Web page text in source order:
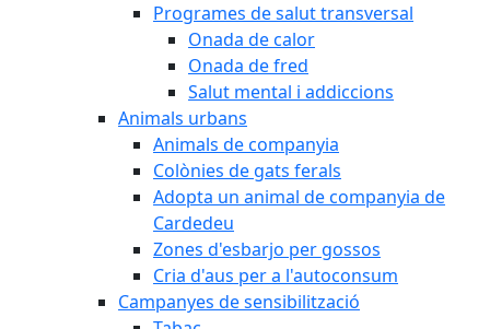
Programes de salut transversal
Onada de calor
Onada de fred
Salut mental i addiccions
Animals urbans
Animals de companyia
Colònies de gats ferals
Adopta un animal de companyia de
Cardedeu
Zones d'esbarjo per gossos
Cria d'aus per a l'autoconsum
Campanyes de sensibilització